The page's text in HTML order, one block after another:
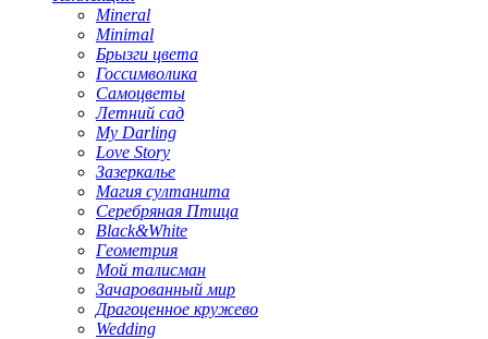
Mineral
Minimal
Брызги цвета
Госсимволика
Самоцветы
Летний сад
My Darling
Love Story
Зазеркалье
Магия султанита
Серебряная Птица
Black&White
Геометрия
Мой талисман
Зачарованный мир
Драгоценное кружево
Wedding